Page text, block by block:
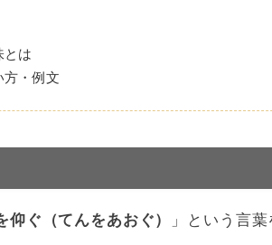
とは
方・例文
仰ぐ（てんをあおぐ） 」という言